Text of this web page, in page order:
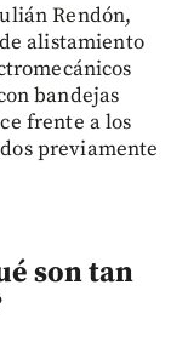
Rendón,
alistamiento
bandejas
frente a los
previamente
son tan